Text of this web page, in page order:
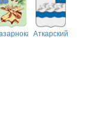
Аткарский